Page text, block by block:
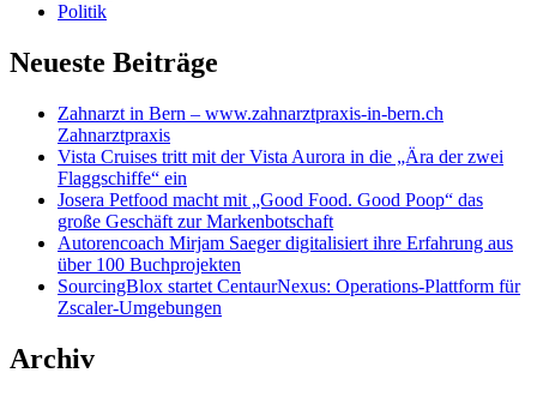
Politik
Neueste Beiträge
Zahnarzt in Bern – www.zahnarztpraxis-in-bern.ch
Zahnarztpraxis
Vista Cruises tritt mit der Vista Aurora in die „Ära der zwei
Flaggschiffe“ ein
Josera Petfood macht mit „Good Food. Good Poop“ das
große Geschäft zur Markenbotschaft
Autorencoach Mirjam Saeger digitalisiert ihre Erfahrung aus
über 100 Buchprojekten
SourcingBlox startet CentaurNexus: Operations-Plattform für
Zscaler-Umgebungen
Archiv